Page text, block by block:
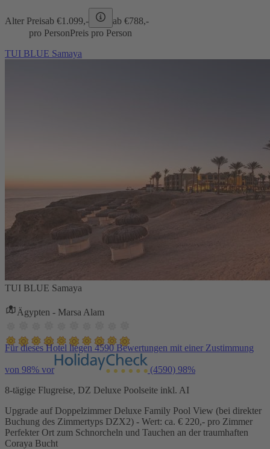
Alter Preisab €1.099,- ab €788,-
pro PersonPreis pro Person
TUI BLUE Samaya
TUI BLUE Samaya
Ägypten - Marsa Alam
Für dieses Hotel liegen 4590 Bewertungen mit einer Zustimmung
von 98% vor (4590) 98%
8-tägige Flugreise, DZ Deluxe Poolseite inkl. AI
Upgrade auf Doppelzimmer Deluxe Family Pool View (bei direkter
Buchung des Zimmertyps DZX2) - Wert: ca. € 220,- pro Zimmer
Perfekter Ort zum Schnorcheln und Tauchen an der traumhaften
Coraya Bucht